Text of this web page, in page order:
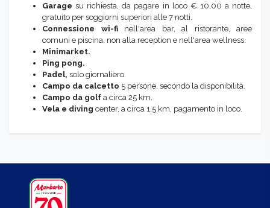
Garage su richiesta, da pagare in loco € 10,00 a notte,
gratuito per soggiorni superiori alle 7 notti.
Connessione wi-finell'area bar, al ristorante, aree
comuni e piscina, non alla reception e nell'area wellness.
Minimarket.
Ping pong.
Padel, solo giornaliero.
Campo da calcetto 5 persone, secondo la disponibilità.
Campo da golf a circa 25 km.
Vela e diving center, a circa 1,5 km, pagamento in loco.